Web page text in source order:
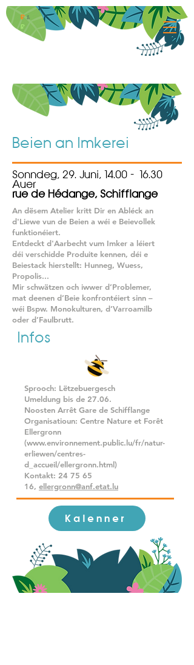
B &
B
Beien an Imkerei
Sonndeg, 29. Juni, 14.00 - 16.30
Auer
rue de Hédange, Schifflange
An dësem Atelier kritt Dir en Abléck an
d'Liewe vun de Beien a wéi e Beievollek
funktionéiert.
Entdeckt d'Aarbecht vum Imker a léiert
déi verschidde Produite kennen, déi e
Beiestack hierstellt: Hunneg, Wuess,
Propolis...
Mir schwätzen och iwwer d’Problemer,
mat deenen d’Beie konfrontéiert sinn –
wéi Bspw. Monokulturen, d’Varroamilb
oder d’Faulbrutt.
Infos
Sprooch: Lëtzebuergesch
Umeldung bis de 27.06.
Noosten Arrêt Gare de Schifflange
Organisatioun: Centre Nature et Forêt
Ellergronn
(www.environnement.public.lu/fr/natur-
erliewen/centres-
d_accueil/ellergronn.html)
Kontakt: 24 75 65
16, ellergronn@anf.etat.lu
Kalenner